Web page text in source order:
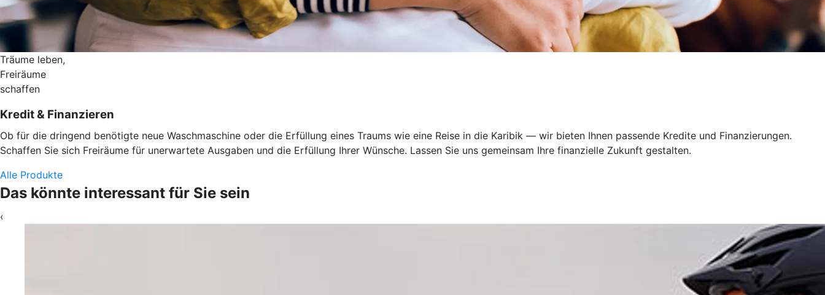
Träume leben,
Freiräume
schaffen
Kredit & Finanzieren
Ob für die dringend benötigte neue Waschmaschine oder die Erfüllung eines Traums wie eine Reise in die Karibik — wir bieten Ihnen passende Kredite und Finanzierungen.
Schaffen Sie sich Freiräume für unerwartete Ausgaben und die Erfüllung Ihrer Wünsche. Lassen Sie uns gemeinsam Ihre finanzielle Zukunft gestalten.
Alle Produkte
Das könnte interessant für Sie sein
‹